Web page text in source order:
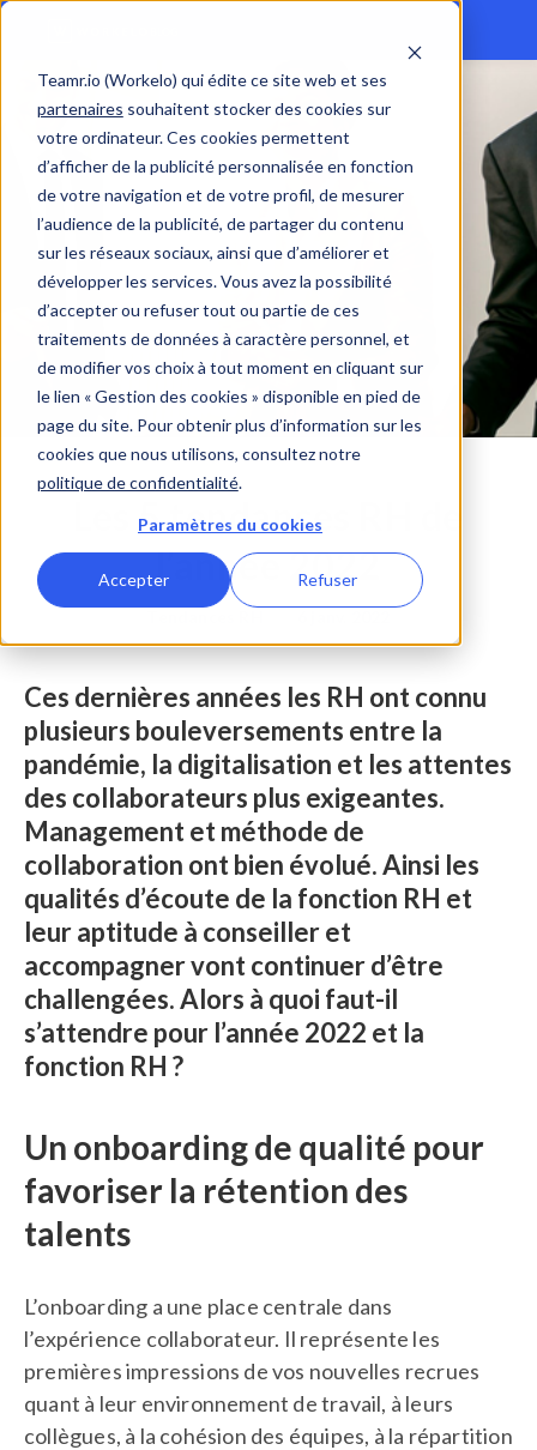
Teamr.io (Workelo) qui édite ce site web et ses
partenaires souhaitent stocker des cookies sur
votre ordinateur. Ces cookies permettent
d’afficher de la publicité personnalisée en fonction
de votre navigation et de votre profil, de mesurer
l’audience de la publicité, de partager du contenu
sur les réseaux sociaux, ainsi que d’améliorer et
développer les services. Vous avez la possibilité
d’accepter ou refuser tout ou partie de ces
traitements de données à caractère personnel, et
de modifier vos choix à tout moment en cliquant sur
le lien « Gestion des cookies » disponible en pied de
page du site. Pour obtenir plus d’information sur les
cookies que nous utilisons, consultez notre
politique de confidentialité.
Paramètres du cookies
Accepter Refuser
Les 5 tendances RH de
l’année 2022
Ces dernières années les RH ont connu
plusieurs bouleversements entre la
pandémie, la digitalisation et les attentes
des collaborateurs plus exigeantes.
Management et méthode de
collaboration ont bien évolué. Ainsi les
qualités d’écoute de la fonction RH et
leur aptitude à conseiller et
accompagner vont continuer d’être
challengées. Alors à quoi faut-il
s’attendre pour l’année 2022 et la
fonction RH ?
Un onboarding de qualité pour
favoriser la rétention des
talents
L’onboarding a une place centrale dans
l’expérience collaborateur. Il représente les
premières impressions de vos nouvelles recrues
quant à leur environnement de travail, à leurs
collègues, à la cohésion des équipes, à la répartition